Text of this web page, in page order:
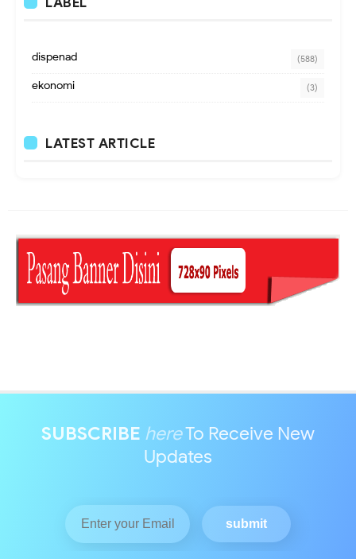
dispenad (588)
ekonomi (3)
LATEST ARTICLE
SUBSCRIBE hereTo Receive New
Updates